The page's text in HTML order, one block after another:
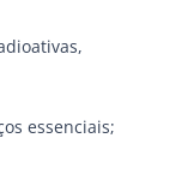
essenciais;